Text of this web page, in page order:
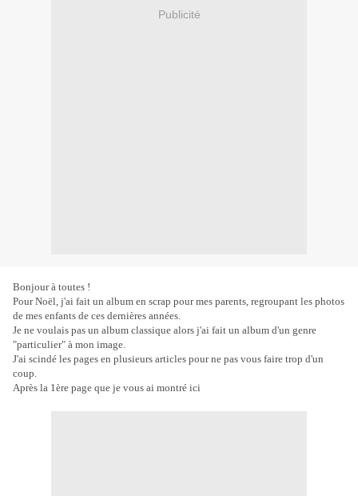
Publicité
Bonjour à toutes !
Pour Noël, j'ai fait un album en scrap pour mes parents, regroupant les photos
de mes enfants de ces dernières années.
Je ne voulais pas un album classique alors j'ai fait un album d'un genre
"particulier" à mon image.
J'ai scindé les pages en plusieurs articles pour ne pas vous faire trop d'un
coup.
Après la 1ère page que je vous ai montré ici